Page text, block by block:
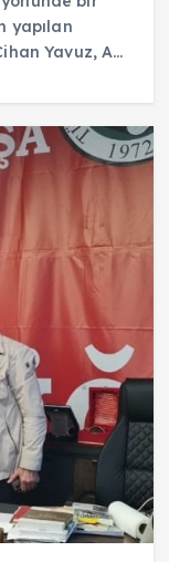
yapılan
Yavuz, A…